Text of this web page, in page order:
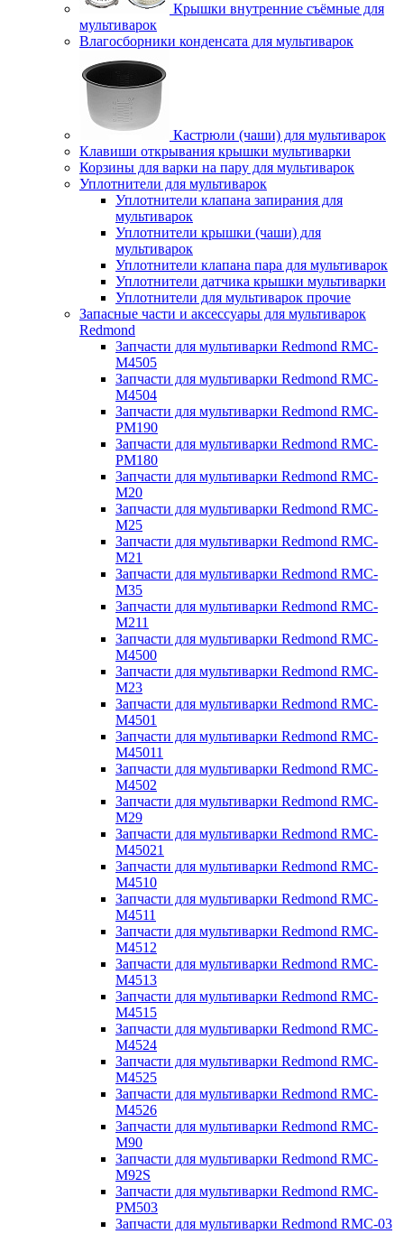
Крышки внутренние съёмные для
мультиварок
Влагосборники конденсата для мультиварок
Кастрюли (чаши) для мультиварок
Клавиши открывания крышки мультиварки
Корзины для варки на пару для мультиварок
Уплотнители для мультиварок
Уплотнители клапана запирания для
мультиварок
Уплотнители крышки (чаши) для
мультиварок
Уплотнители клапана пара для мультиварок
Уплотнители датчика крышки мультиварки
Уплотнители для мультиварок прочие
Запасные части и аксессуары для мультиварок
Redmond
Запчасти для мультиварки Redmond RMC-
M4505
Запчасти для мультиварки Redmond RMC-
M4504
Запчасти для мультиварки Redmond RMC-
PM190
Запчасти для мультиварки Redmond RMC-
PM180
Запчасти для мультиварки Redmond RMC-
M20
Запчасти для мультиварки Redmond RMC-
M25
Запчасти для мультиварки Redmond RMC-
M21
Запчасти для мультиварки Redmond RMC-
M35
Запчасти для мультиварки Redmond RMC-
M211
Запчасти для мультиварки Redmond RMC-
M4500
Запчасти для мультиварки Redmond RMC-
M23
Запчасти для мультиварки Redmond RMC-
M4501
Запчасти для мультиварки Redmond RMC-
M45011
Запчасти для мультиварки Redmond RMC-
M4502
Запчасти для мультиварки Redmond RMC-
M29
Запчасти для мультиварки Redmond RMC-
M45021
Запчасти для мультиварки Redmond RMC-
M4510
Запчасти для мультиварки Redmond RMC-
M4511
Запчасти для мультиварки Redmond RMC-
M4512
Запчасти для мультиварки Redmond RMC-
M4513
Запчасти для мультиварки Redmond RMC-
M4515
Запчасти для мультиварки Redmond RMC-
M4524
Запчасти для мультиварки Redmond RMC-
M4525
Запчасти для мультиварки Redmond RMC-
M4526
Запчасти для мультиварки Redmond RMC-
M90
Запчасти для мультиварки Redmond RMC-
M92S
Запчасти для мультиварки Redmond RMC-
PM503
Запчасти для мультиварки Redmond RMC-03